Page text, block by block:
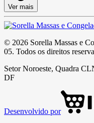
Ver mais
© 2026 Sorella Massas e
05. Todos os direitos
Setor Noroeste, Quadra
DF
Desenvolvido por